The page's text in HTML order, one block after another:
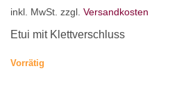
inkl. MwSt. zzgl. Versandkosten
Etui mit Klettverschluss
Vorrätig